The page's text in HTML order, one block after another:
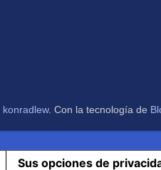
konradlew. Con la tecnología de
Sus opciones de